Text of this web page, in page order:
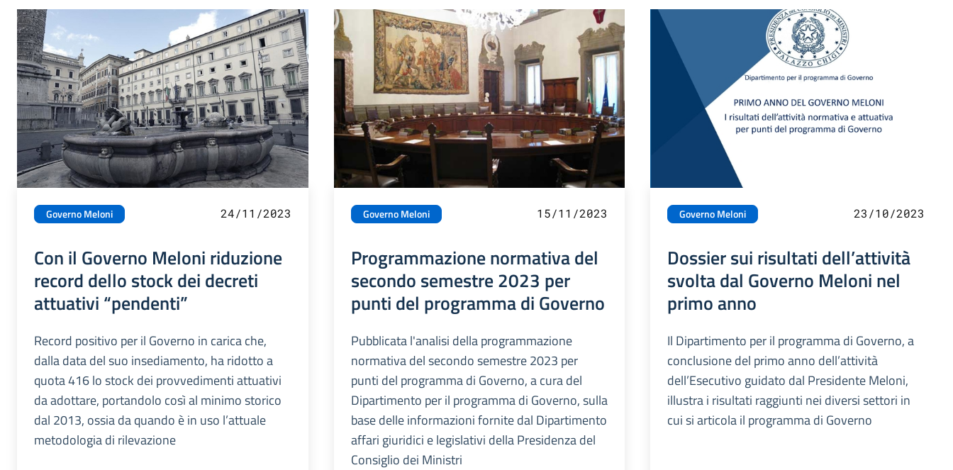
Governo Meloni 24/11/2023
Con il Governo Meloni riduzione
record dello stock dei decreti
attuativi “pendenti”
Record positivo per il Governo in carica che,
dalla data del suo insediamento, ha ridotto a
quota 416 lo stock dei provvedimenti attuativi
da adottare, portandolo così al minimo storico
dal 2013, ossia da quando è in uso l’attuale
metodologia di rilevazione
Governo Meloni 15/11/2023
Programmazione normativa del
secondo semestre 2023 per
punti del programma di Governo
Pubblicata l'analisi della programmazione
normativa del secondo semestre 2023 per
punti del programma di Governo, a cura del
Dipartimento per il programma di Governo, sulla
base delle informazioni fornite dal Dipartimento
affari giuridici e legislativi della Presidenza del
Consiglio dei Ministri
Governo Meloni 23/10/2023
Dossier sui risultati dell’attività
svolta dal Governo Meloni nel
primo anno
Il Dipartimento per il programma di Governo, a
conclusione del primo anno dell’attività
dell’Esecutivo guidato dal Presidente Meloni,
illustra i risultati raggiunti nei diversi settori in
cui si articola il programma di Governo